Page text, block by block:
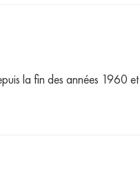
la fin des années